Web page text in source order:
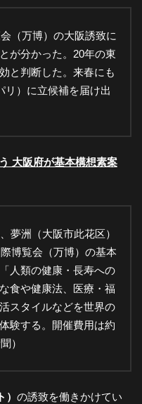
景
と
市
風
景
探
（万博）の大阪誘致に
が分かった。20年の東
と判断した。来春にも
リ）に立候補を届け出
大阪府が基本構想素案
夢洲（大阪市此花区）
博覧会（万博）の基本
人類の健康・長寿への
食や健康法、医療・福
スタイルなどを世界の
験する。開催費用は約
）
の誘致を働きかけてい